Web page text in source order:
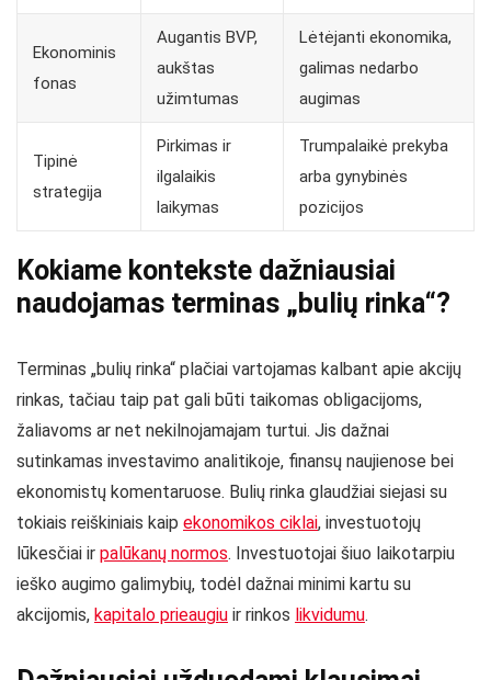
Ekonominis
fonas
Augantis BVP,
aukštas
užimtumas
Lėtėjanti ekonomika,
galimas nedarbo
augimas
Tipinė
strategija
Pirkimas ir
ilgalaikis
laikymas
Trumpalaikė prekyba
arba gynybinės
pozicijos
Kokiame kontekste dažniausiai
naudojamas terminas „bulių rinka“?
Terminas „bulių rinka“ plačiai vartojamas kalbant apie akcijų
rinkas, tačiau taip pat gali būti taikomas obligacijoms,
žaliavoms ar net nekilnojamajam turtui. Jis dažnai
sutinkamas investavimo analitikoje, finansų naujienose bei
ekonomistų komentaruose. Bulių rinka glaudžiai siejasi su
tokiais reiškiniais kaip ekonomikos ciklai, investuotojų
lūkesčiai ir palūkanų normos. Investuotojai šiuo laikotarpiu
ieško augimo galimybių, todėl dažnai minimi kartu su
akcijomis, kapitalo prieaugiu ir rinkos likvidumu.